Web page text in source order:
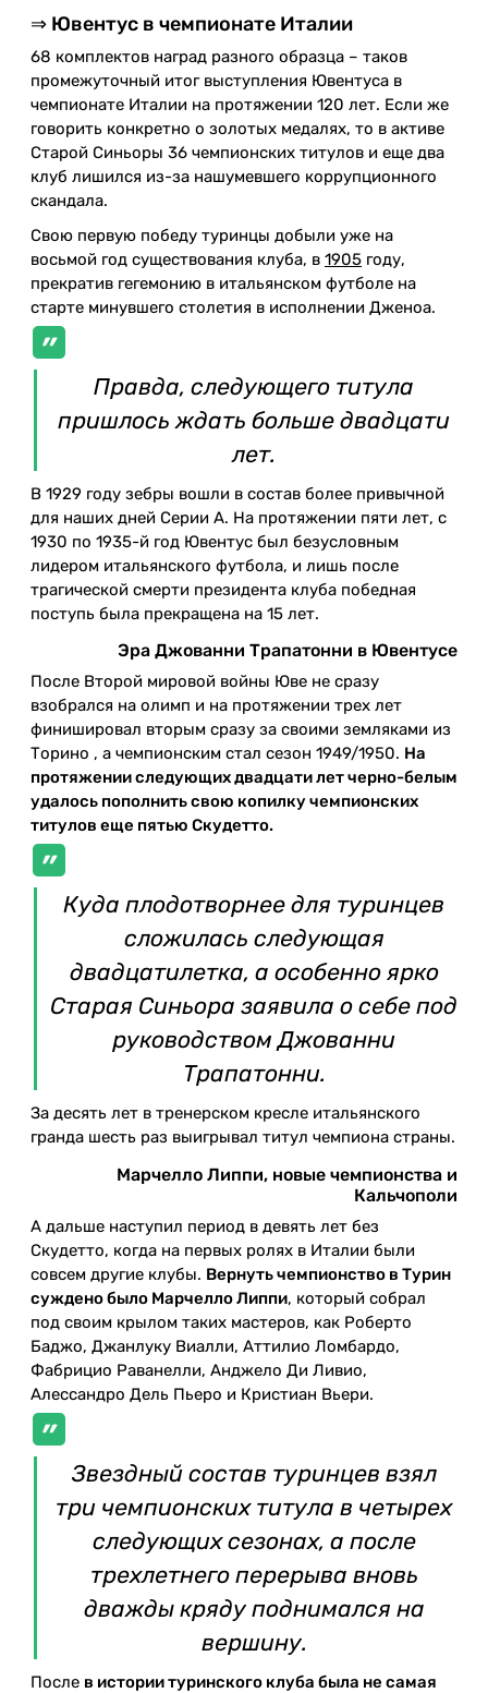
⇒ Ювентус в чемпионате Италии
68 комплектов наград разного образца – таков
промежуточный итог выступления Ювентуса в
чемпионате Италии на протяжении 120 лет. Если же
говорить конкретно о золотых медалях, то в активе
Старой Синьоры 36 чемпионских титулов и еще два
клуб лишился из-за нашумевшего коррупционного
скандала.
Свою первую победу туринцы добыли уже на
восьмой год существования клуба, в 1905 году,
прекратив гегемонию в итальянском футболе на
старте минувшего столетия в исполнении Дженоа.
Правда, следующего титула
пришлось ждать больше двадцати
лет.
В 1929 году зебры вошли в состав более привычной
для наших дней Серии А. На протяжении пяти лет, с
1930 по 1935-й год Ювентус был безусловным
лидером итальянского футбола, и лишь после
трагической смерти президента клуба победная
поступь была прекращена на 15 лет.
Эра Джованни Трапатонни в Ювентусе
После Второй мировой войны Юве не сразу
взобрался на олимп и на протяжении трех лет
финишировал вторым сразу за своими земляками из
Торино , а чемпионским стал сезон 1949/1950. На
протяжении следующих двадцати лет черно-белым
удалось пополнить свою копилку чемпионских
титулов еще пятью Скудетто.
Куда плодотворнее для туринцев
сложилась следующая
двадцатилетка, а особенно ярко
Старая Синьора заявила о себе под
руководством Джованни
Трапатонни.
За десять лет в тренерском кресле итальянского
гранда шесть раз выигрывал титул чемпиона страны.
Марчелло Липпи, новые чемпионства и
Кальчополи
А дальше наступил период в девять лет без
Скудетто, когда на первых ролях в Италии были
совсем другие клубы. Вернуть чемпионство в Турин
суждено было Марчелло Липпи, который собрал
под своим крылом таких мастеров, как Роберто
Баджо, Джанлуку Виалли, Аттилио Ломбардо,
Фабрицио Раванелли, Анджело Ди Ливио,
Алессандро Дель Пьеро и Кристиан Вьери.
Звездный состав туринцев взял
три чемпионских титула в четырех
следующих сезонах, а после
трехлетнего перерыва вновь
дважды кряду поднимался на
вершину.
После в истории туринского клуба была не самая